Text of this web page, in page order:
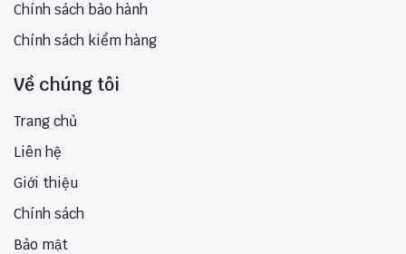
Chính sách bảo hành
Chính sách kiểm hàng
Về chúng tôi
Trang chủ
Liên hệ
Giới thiệu
Chính sách
Bảo mật